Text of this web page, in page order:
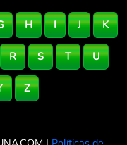
H I J K
R S T U
Z